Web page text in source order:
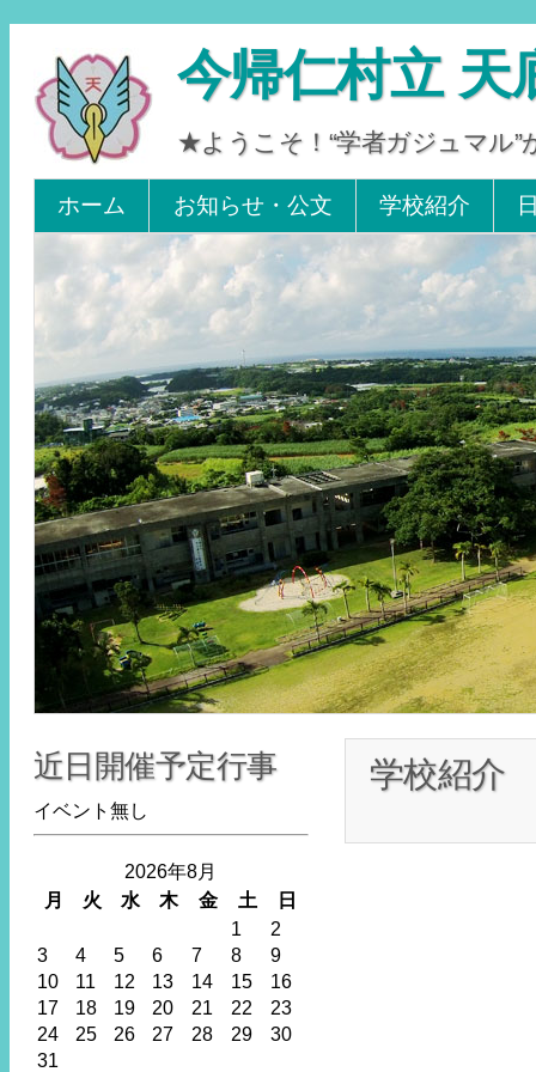
今帰仁村立 天
★ようこそ！“学者ガジュマル
Tel 0980-56-2405. Fax 0980-56-2242
ホーム お知らせ・公文 学校紹介
学校紹介
近日開催予定行事
イベント無し
2026年8月
月
火 水 木 金 土 日
1
2
3
4 5 6 7 8
9
10
11 12 13 14 15
16
17
18 19 20 21 22
23
24
25 26 27 28 29
30
31